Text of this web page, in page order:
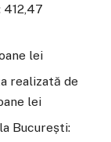
412,47
lei
realizată de
lei
București: